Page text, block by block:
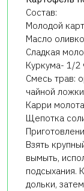
Состав:
Молодой
Масло
Сладкая
Куркума- 1/2
Смесь трав:
чайной ложки
Карри
Щепотка
Взять
вымыть,
подсыхания.
дольки,